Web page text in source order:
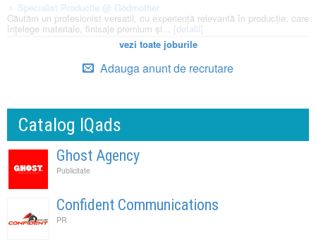
Specialist Productie @ Godmother
Căutăm un profesionist versatil, cu experiență relevantă în producție, care
înțelege materiale, finisaje premium și... [detalii]
vezi toate joburile
Adauga anunt de recrutare
Catalog IQads
Ghost Agency
Publicitate
Confident Communications
PR